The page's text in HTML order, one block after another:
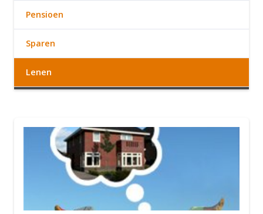
Pensioen
Sparen
Lenen